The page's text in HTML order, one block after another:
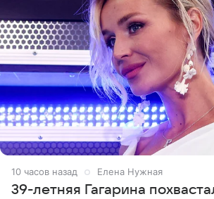
10 часов назад Елена Нужная
39-летняя Гагарина